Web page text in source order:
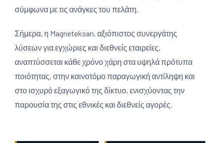
σύμφωνα με τις ανάγκες του πελάτη.
Σήμερα, η Magneteksan, αξιόπιστος συνεργάτης
λύσεων για εγχώριες και διεθνείς εταιρείες,
αναπτύσσεται κάθε χρόνο χάρη στα υψηλά πρότυπα
ποιότητας, στην καινοτόμο παραγωγική αντίληψη και
στο ισχυρό εξαγωγικό της δίκτυο, ενισχύοντας την
παρουσία της στις εθνικές και διεθνείς αγορές.